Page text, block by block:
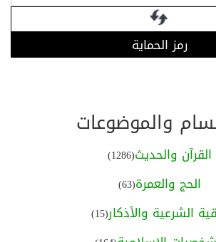
رمز الحماية
والموضوعات
القرآن والحديث(1286)
الحج والعمرة(63)
الشرعية والأذكار(15)